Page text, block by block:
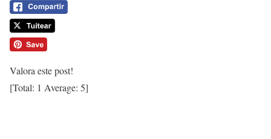
Valora este post!
[Total: 1 Average: 5]